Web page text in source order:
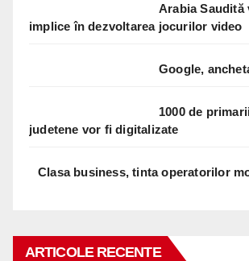
Arabia Saudită
implice în dezvoltarea jocurilor video
Google,
1000 de
judetene vor fi digitalizate
Clasa business, tinta operatorilor
ARTICOLE RECENTE